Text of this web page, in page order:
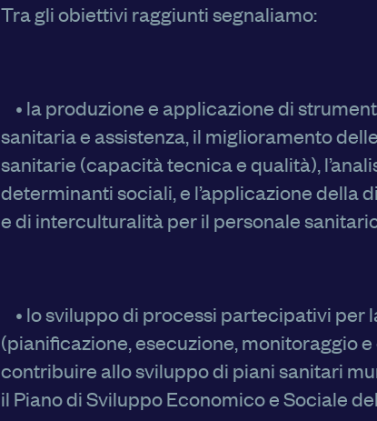
Tra gli obiettivi raggiunti segnaliamo:
• la produzione e applicazione di
sanitaria e assistenza, il miglioramento
sanitarie (capacità tecnica e qualità),
determinanti sociali, e l’applicazione della
e di interculturalità per il personale
• lo sviluppo di processi partecipativi per
(pianificazione, esecuzione, monitoraggio
contribuire allo sviluppo di piani sanitari
il Piano di Sviluppo Economico e Sociale